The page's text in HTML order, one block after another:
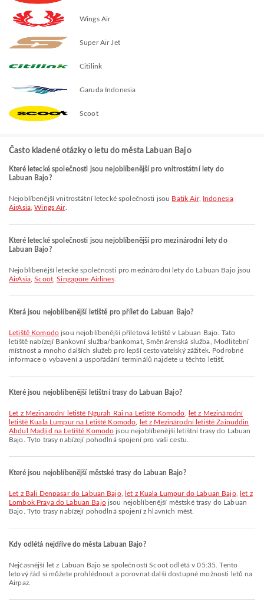
Wings Air
Super Air Jet
Citilink
Garuda Indonesia
Scoot
Často kladené otázky o letu do města Labuan Bajo
Které letecké společnosti jsou nejoblíbenější pro vnitrostátní lety do
Labuan Bajo?
Nejoblíbenější vnitrostátní letecké společnosti jsou Batik Air, Indonesia
AirAsia,Wings Air.
Které letecké společnosti jsou nejoblíbenější pro mezinárodní lety do
Labuan Bajo?
Nejoblíbenější letecké společnosti pro mezinárodní lety do Labuan Bajo jsou
AirAsia,Scoot,Singapore Airlines.
Která jsou nejoblíbenější letiště pro přílet do Labuan Bajo?
Letiště Komodojsou nejoblíbenější příletová letiště v Labuan Bajo. Tato
letiště nabízejí Bankovní služba/bankomat, Směnárenská služba, Modlitební
místnost a mnoho dalších služeb pro lepší cestovatelský zážitek. Podrobné
informace o vybavení a uspořádání terminálů najdete u těchto letišť.
Které jsou nejoblíbenější letištní trasy do Labuan Bajo?
let z Mezinárodní letiště Ngurah Rai na Letiště Komodo
let z Mezinárodní
letiště Kuala Lumpur na Letiště Komodo
let z Mezinárodní letiště Zainuddin
Abdul Madjid na Letiště Komodo jsou nejoblíbenější letištní trasy do Labuan
Bajo. Tyto trasy nabízejí pohodlná spojení pro vaši cestu.
Které jsou nejoblíbenější městské trasy do Labuan Bajo?
let z Bali Denpasar do Labuan Bajo, let z Kuala Lumpur do Labuan Bajo,
let z
Lombok Praya do Labuan Bajojsou nejoblíbenější městské trasy do Labuan
Bajo. Tyto trasy nabízejí pohodlná spojení z hlavních měst.
Kdy odlétá nejdříve do města Labuan Bajo?
Nejčasnější let z Labuan Bajo se společností Scoot odlétá v 05:35. Tento
letový řád si můžete prohlédnout a porovnat další dostupné možnosti letů na
Airpaz.